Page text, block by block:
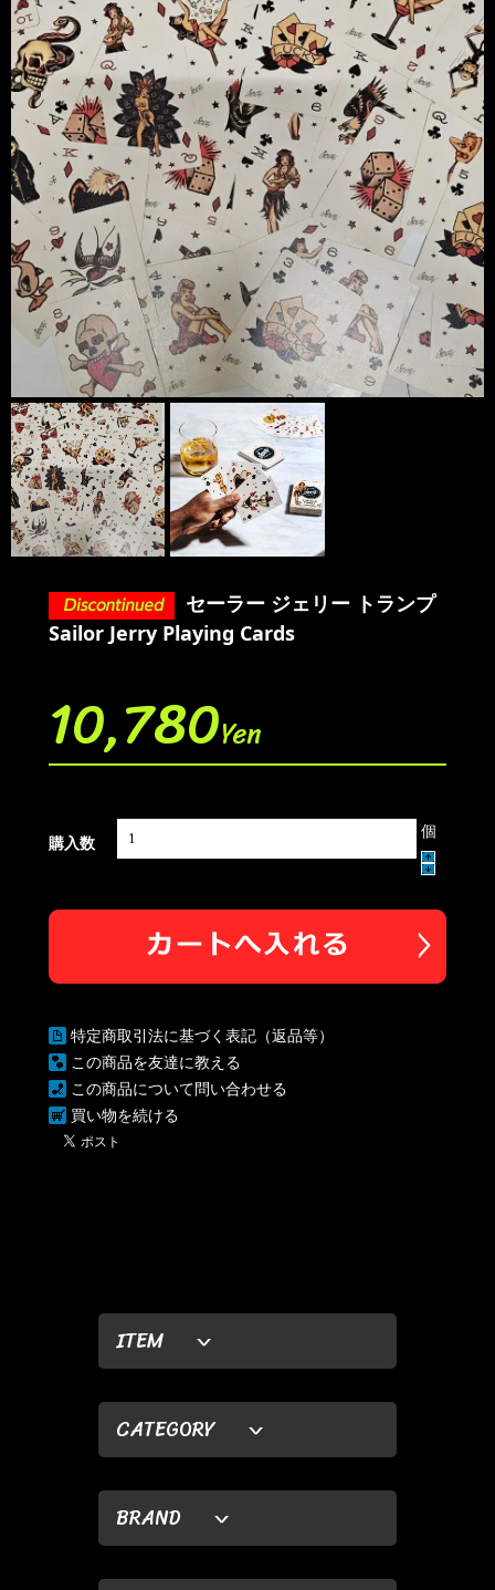
ITEM
CATEGORY
BRAND
セーラー ジェリー トランプ
Sailor Jerry Playing Cards
10,780Yen
購入数
個
特定商取引法に基づく表記（返品等）
この商品を友達に教える
この商品について問い合わせる
買い物を続ける